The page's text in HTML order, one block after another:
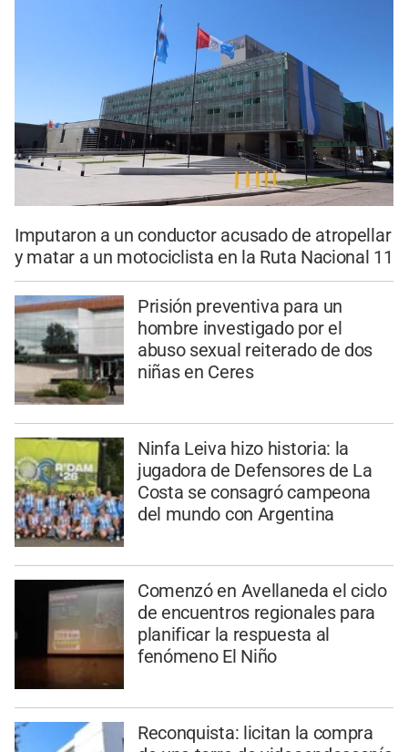
Imputaron a un conductor acusado de atropellar
y matar a un motociclista en la Ruta Nacional 11
Prisión preventiva para un
hombre investigado por el
abuso sexual reiterado de dos
niñas en Ceres
Ninfa Leiva hizo historia: la
jugadora de Defensores de La
Costa se consagró campeona
del mundo con Argentina
Comenzó en Avellaneda el ciclo
de encuentros regionales para
planificar la respuesta al
fenómeno El Niño
Reconquista: licitan la compra